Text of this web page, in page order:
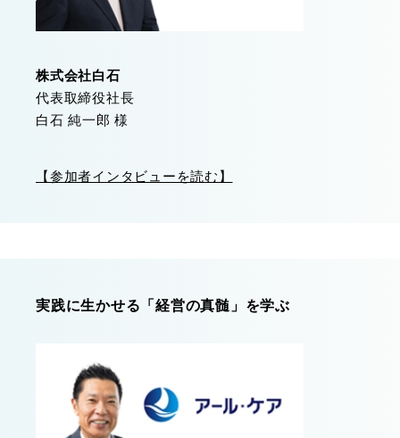
株式会社白石
代表取締役社長
白石 純一郎 様
【参加者インタビューを読む】
実践に生かせる「経営の真髄」を学ぶ